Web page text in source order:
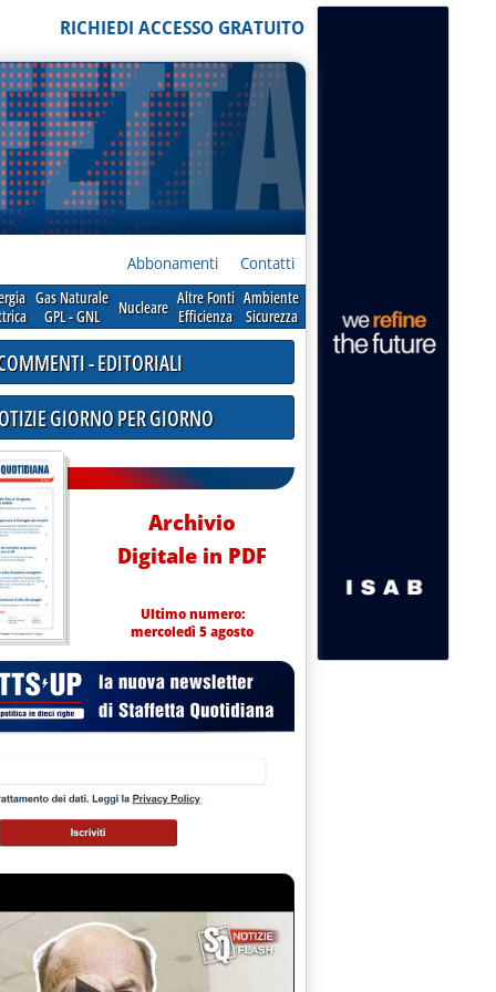
RICHIEDI ACCESSO GRATUITO
Abbonamenti Contatti
Gas Naturale
GPL - GNL
Nucleare Altre Fonti
Efficienza
Ambiente
Sicurezza
impianto di rifornimento '
- EDITORIALI
GIORNO PER GIORNO
Archivio
Digitale in PDF
Ultimo numero:
mercoledì 5 agosto